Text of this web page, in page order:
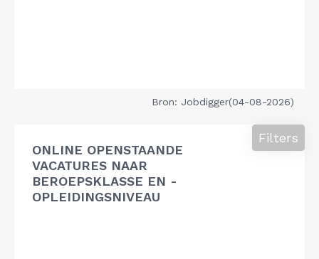
Bron: Jobdigger(04-08-2026)
ONLINE OPENSTAANDE
VACATURES NAAR
BEROEPSKLASSE EN -
OPLEIDINGSNIVEAU
Filters